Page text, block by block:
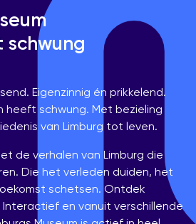
schwung
Eigenzinnig én prikkelend.
heeft schwung. Met bezieling
van Limburg tot leven.
de verhalen van Limburg die
Die het verleden duiden, het
schetsen. Ontdek
en vanuit verschillende